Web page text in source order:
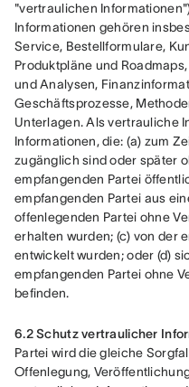
"vertraulichen
Informationen gehören
Service, Bestellformulare,
Produktpläne und
und Analysen,
Geschäftsprozesse,
Unterlagen. Als vertrauliche
Informationen, die: (a) zum
zugänglich sind oder später
empfangenden Partei
empfangenden Partei aus
offenlegenden Partei ohne
erhalten wurden; (c) von der
entwickelt wurden; oder (d)
empfangenden Partei ohne
befinden.
6.2 Schutz vertraulicher
Partei wird die gleiche
Offenlegung,